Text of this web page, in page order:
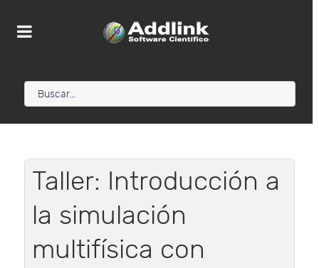
Taller: Introducción a
la simulación
multifísica con